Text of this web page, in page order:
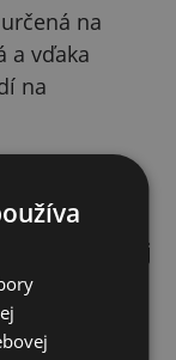
na
a vďaka
na
z nej robia
cestovnej